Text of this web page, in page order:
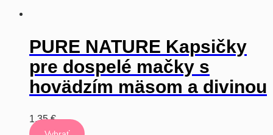
PURE NATURE Kapsičky
pre dospelé mačky s
hovädzím mäsom a divinou
1,35€